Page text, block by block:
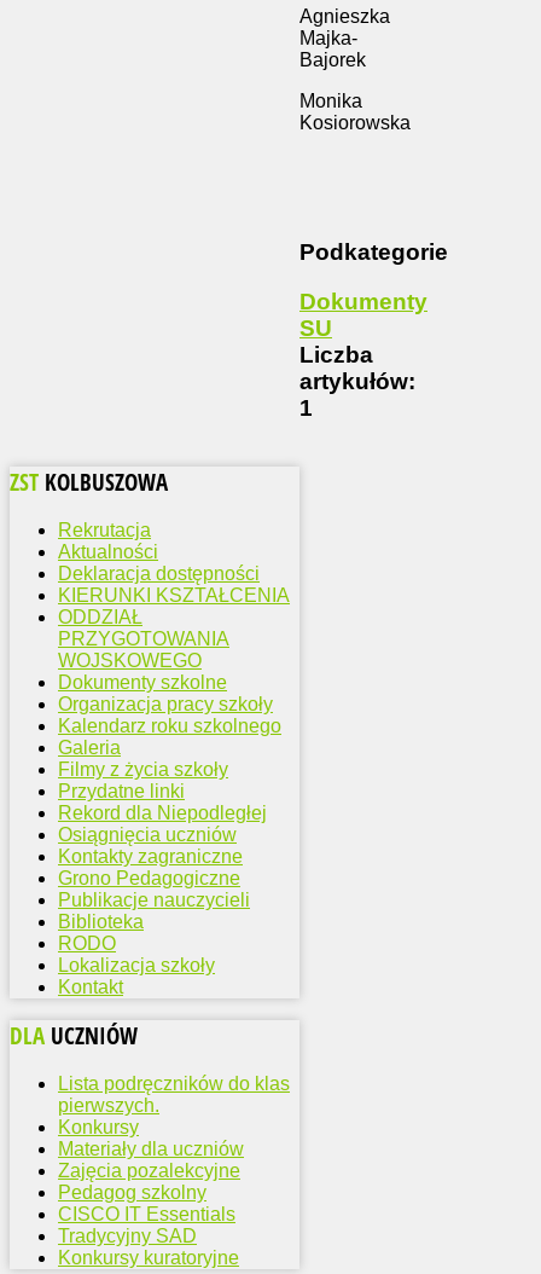
Agnieszka
Majka-
Bajorek
Monika
Kosiorowska
Podkategorie
Dokumenty
SU
Liczba
artykułów:
1
ZST KOLBUSZOWA
Rekrutacja
Aktualności
Deklaracja dostępności
KIERUNKI KSZTAŁCENIA
ODDZIAŁ
PRZYGOTOWANIA
WOJSKOWEGO
Dokumenty szkolne
Organizacja pracy szkoły
Kalendarz roku szkolnego
Galeria
Filmy z życia szkoły
Przydatne linki
Rekord dla Niepodległej
Osiągnięcia uczniów
Kontakty zagraniczne
Grono Pedagogiczne
Publikacje nauczycieli
Biblioteka
RODO
Lokalizacja szkoły
Kontakt
DLA UCZNIÓW
Lista podręczników do klas
pierwszych.
Konkursy
Materiały dla uczniów
Zajęcia pozalekcyjne
Pedagog szkolny
CISCO IT Essentials
Tradycyjny SAD
Konkursy kuratoryjne